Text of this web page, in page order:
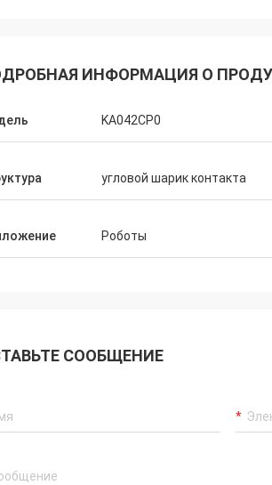
ИНФОРМАЦИЯ О
KA042CP0
угловой шарик контакта
Роботы
СООБЩЕНИЕ